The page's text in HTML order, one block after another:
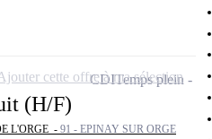
(H/F)
L'ORGE - 91 - EPINAY SUR ORGE
CDITemps plein
cette offre à ma sélection